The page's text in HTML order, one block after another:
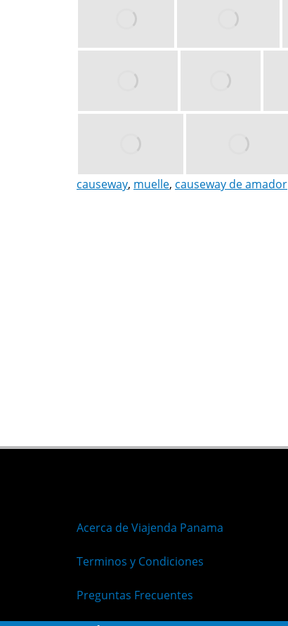
causeway, muelle, causeway de amador
Acerca de Viajenda Panama
Terminos y Condiciones
Preguntas Frecuentes